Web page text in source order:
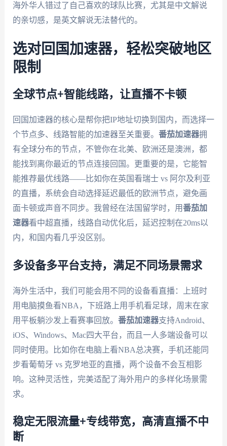
海外华人错过了自己喜欢的球队比赛，尤其是中文解说
的亲切感，是英文解说无法替代的。
选对回国加速器，轻松突破地区
限制
全球节点+智能线路，让直播不卡顿
回国加速器的核心是帮你把IP地址切换到国内，而选择一
个节点多、线路智能的加速器至关重要。 番茄加速器拥
有全球分布的节点，不管你在北美、欧洲还是澳洲，都
能找到离你最近的节点连接回国。更重要的是，它能智
能推荐最优线路——比如你在英国看瑞士 vs 阿尔及利亚
的直播，系统会自动选择延迟最低的欧洲节点，避免画
面卡顿或声音不同步。我曾经在法国留学时，用番茄加
速器看中超直播，线路自动优化后，延迟控制在20ms以
内，和国内看几乎没区别。
多设备多平台支持，满足不同场景需求
海外生活中，我们可能会用不同的设备看直播：上班时
用电脑摸鱼看NBA，下班路上用手机看足球，周末在家
用平板躺沙发上看赛事回放。 番茄加速器支持Android、
iOS、Windows、Mac四大平台，而且一人多端设备可以
同时使用。比如你在电脑上看NBA总决赛，手机还能同
步看葡萄牙 vs 克罗地亚的直播，两个设备不会互相影
响。这种灵活性，完美适配了海外用户的多样化场景需
求。
稳定无限流量+专线带宽，高清直播不中
断